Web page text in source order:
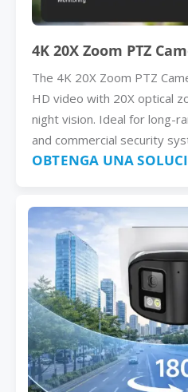
4K 20X Zoom PTZ
The 4K 20X Zoom PTZ
HD video with 20X optical
night vision. Ideal for long-
and commercial security
OBTENGA UNA